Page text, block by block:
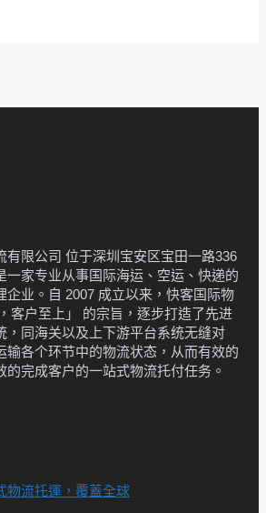
有限公司 位于深圳宝安区宝田一路336
一家专业从事国际海运、空运、快递的
企业。自 2007 成立以来，快客国际物
客户至上」 的宗旨，逐步打造了先进
，同海关以及上下游平台系统无缝对
输各个环节中的物流状态，从而有效的
的完成客户的一站式物流托付任务。
物流托運，覆蓋全球